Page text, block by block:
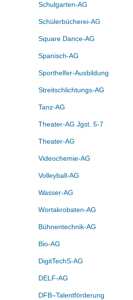
Schulgarten-AG
Schülerbücherei-AG
Square Dance-AG
Spanisch-AG
Sporthelfer-Ausbildung
Streitschlichtungs-AG
Tanz-AG
Theater-AG Jgst. 5-7
Theater-AG
Videochemie-AG
Volleyball-AG
Wasser-AG
Wortakrobaten-AG
Bühnentechnik-AG
Bio-AG
DigitTechS-AG
DELF-AG
DFB–Talentförderung